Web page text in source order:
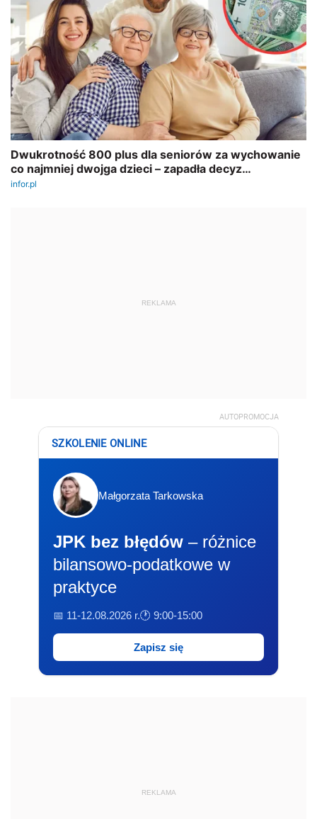
REKLAMA
AUTOPROMOCJA
SZKOLENIE ONLINE
Małgorzata Tarkowska
JPK bez błędów – różnice
bilansowo-podatkowe w
praktyce
📅 11-12.08.2026 r.🕐 9:00-15:00
Zapisz się
REKLAMA